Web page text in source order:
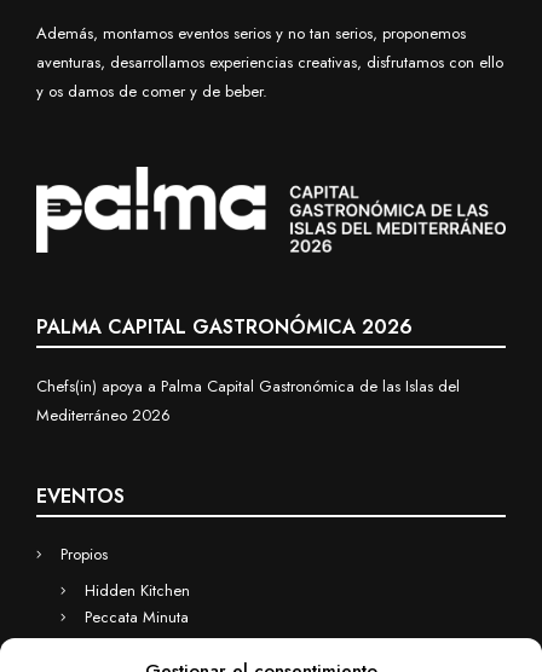
Además, montamos eventos serios y no tan serios, proponemos
aventuras, desarrollamos experiencias creativas, disfrutamos con ello
y os damos de comer y de beber.
PALMA CAPITAL GASTRONÓMICA 2026
Chefs(in) apoya a Palma Capital Gastronómica de las Islas del
Mediterráneo 2026
EVENTOS
Propios
Hidden Kitchen
Peccata Minuta